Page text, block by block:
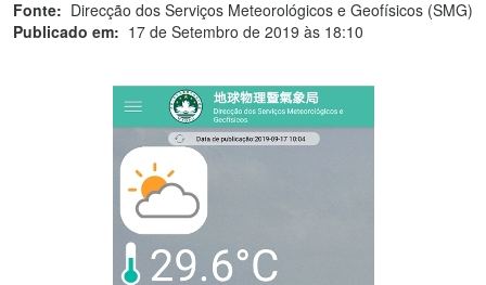
Fonte: Direcção dos Serviços Meteorológicos e Geofísicos (SMG)
Publicado em: 17 de Setembro de 2019 às 18:10